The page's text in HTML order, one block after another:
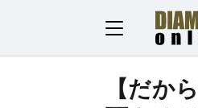
【だか